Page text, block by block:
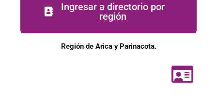
Ingresar a directorio por
región
Región de Arica y Parinacota.